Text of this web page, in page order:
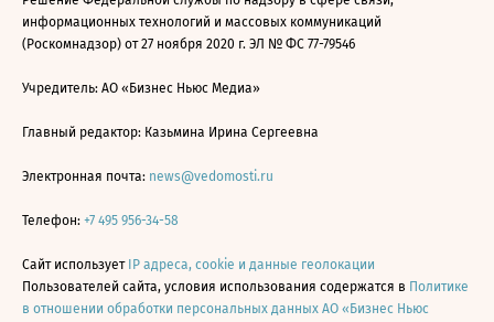
информационных технологий и массовых коммуникаций
(Роскомнадзор) от 27 ноября 2020 г. ЭЛ № ФС 77-79546
Учредитель: АО «Бизнес Ньюс Медиа»
Главный редактор: Казьмина Ирина Сергеевна
Электронная почта: news@vedomosti.ru
Телефон: +7 495 956-34-58
Сайт использует IP адреса, cookie и данные геолокации
Пользователей сайта, условия использования содержатся в Политике
в отношении обработки персональных данных АО «Бизнес Ньюс